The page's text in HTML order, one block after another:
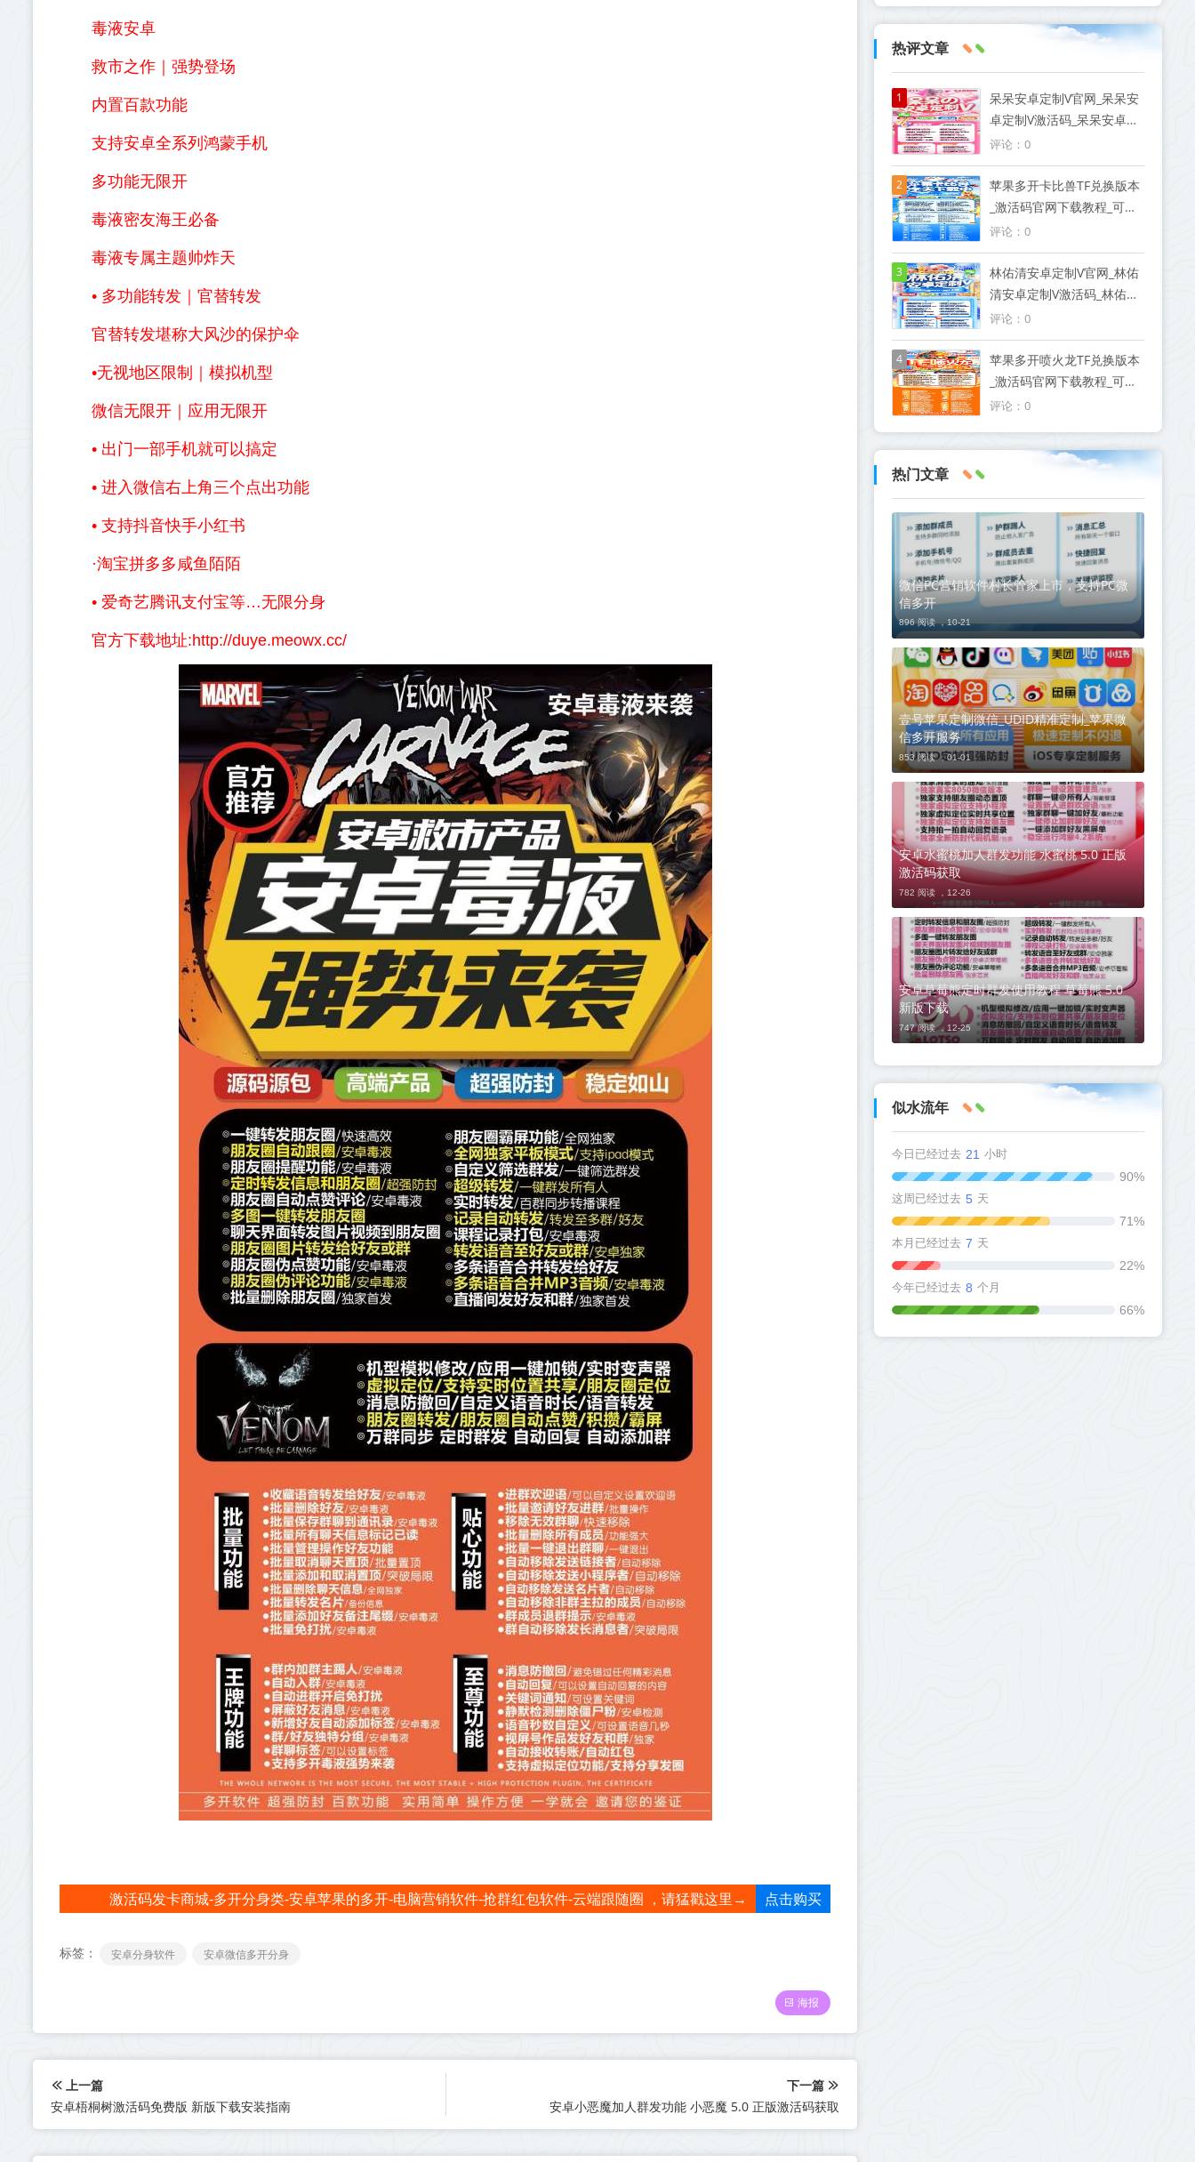
毒液安卓
救市之作｜强势登场
内置百款功能
支持安卓全系列鸿蒙手机
多功能无限开
毒液密友海王必备
毒液专属主题帅炸天
• 多功能转发｜官替转发
官替转发堪称大风沙的保护伞
•无视地区限制｜模拟机型
微信无限开｜应用无限开
• 出门一部手机就可以搞定
• 进入微信右上角三个点出功能
• 支持抖音快手小红书
·淘宝拼多多咸鱼陌陌
• 爱奇艺腾讯支付宝等…无限分身
官方下载地址:http://duye.meowx.cc/
激活码发卡商城-多开分身类-安卓苹果的多开-电脑营销软件-抢群红包软件-云端跟随圈 ，请猛戳这里→ 点击购买
标签： 安卓分身软件 安卓微信多开分身
海报
上一篇
安卓梧桐树激活码免费版 新版下载安装指南
下一篇
安卓小恶魔加人群发功能 小恶魔 5.0 正版激活码获取
热评文章
1
呆呆安卓定制V官网_呆呆安
卓定制V激活码_呆呆安卓定
制V授权码优秀服务商
评论：0
2
苹果多开卡比兽TF兑换版本
_激活码官网下载教程_可以
发本地大视频
评论：0
3
林佑清安卓定制V官网_林佑
清安卓定制V激活码_林佑清
安卓定制V授权码优秀服务
商
评论：0
4
苹果多开喷火龙TF兑换版本
_激活码官网下载教程_可以
发本地大视频
评论：0
热门文章
微信PC营销软件村长管家上市，支持PC微
信多开
896 阅读 ，10-21
壹号苹果定制微信_UDID精准定制_苹果微
信多开服务
853 阅读 ，01-01
安卓水蜜桃加人群发功能 水蜜桃 5.0 正版
激活码获取
782 阅读 ， 12-26
安卓草莓熊定时群发使用教程 草莓熊 5.0
新版下载
747 阅读 ， 12-25
似水流年
今日已经过去 21 小时
90%
这周已经过去 5 天
71%
本月已经过去 7 天
22%
今年已经过去 8 个月
66%